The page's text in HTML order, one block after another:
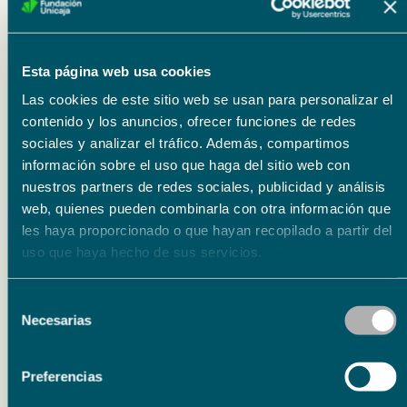
Esta página web usa cookies
Las cookies de este sitio web se usan para personalizar el
contenido y los anuncios, ofrecer funciones de redes
sociales y analizar el tráfico. Además, compartimos
información sobre el uso que haga del sitio web con
nuestros partners de redes sociales, publicidad y análisis
web, quienes pueden combinarla con otra información que
les haya proporcionado o que hayan recopilado a partir del
uso que haya hecho de sus servicios.
Necesarias
Preferencias
de Cristóbal López de Gándara y la obra de
flamenco sinfónico, ‘La Luna de Alejandra’, del
compositor y guitarrista flamenco, Daniel
Casares.
Por otra parte, el ‘II Concurso Internacional de
Guitarra Ciudad de Málaga’ convoca a
guitarristas nacidos a partir de 1996, de
cualquier nacionalidad y consta de una fase
eliminatoria el 11 de junio a las 10,30 horas y
una fase final el 12 de junio, a las 11,00 horas,
ambas en el Conservatorio Superior de